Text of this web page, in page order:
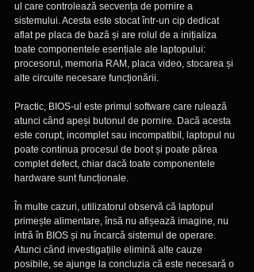
ul care controlează secvența de pornire a
sistemului. Acesta este stocat într-un cip dedicat
aflat pe placa de bază și are rolul de a inițializa
toate componentele esențiale ale laptopului:
procesorul, memoria RAM, placa video, stocarea și
alte circuite necesare funcționării.
Practic, BIOS-ul este primul software care rulează
atunci când apeși butonul de pornire. Dacă acesta
este corupt, incomplet sau incompatibil, laptopul nu
poate continua procesul de boot și poate părea
complet defect, chiar dacă toate componentele
hardware sunt funcționale.
În multe cazuri, utilizatorul observă că laptopul
primește alimentare, însă nu afișează imagine, nu
intră în BIOS și nu încarcă sistemul de operare.
Atunci când investigațiile elimină alte cauze
posibile, se ajunge la concluzia că este necesară o